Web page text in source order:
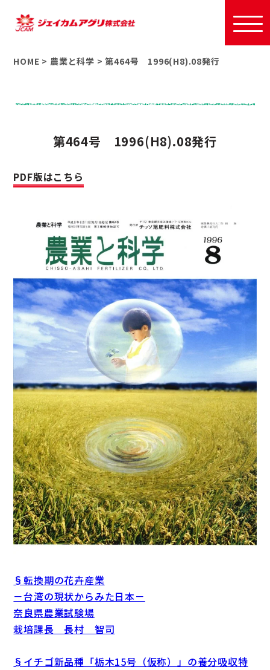
HOME > 農業と科学 >第464号 1996(H8).08発行
第464号 1996(H8).08発行
PDF版はこちら
§転換期の花卉産業
－台湾の現状からみた日本－
奈良県農業試験場
栽培課長 長村 智司
§イチゴ新品種「栃木15号（仮称）」の養分吸収特